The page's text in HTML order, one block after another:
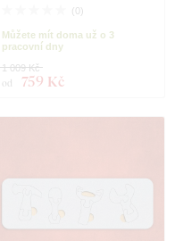
( 0)
Můžete mít doma už o 3
pracovní dny
od 759 Kč
1 009 Kč